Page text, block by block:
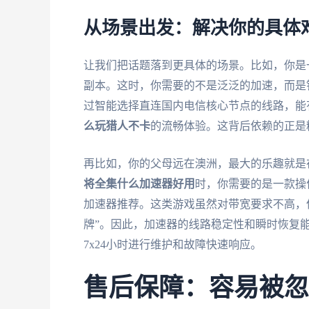
从场景出发：解决你的具体
让我们把话题落到更具体的场景。比如，你
副本。这时，你需要的不是泛泛的加速，而
过智能选择直连国内电信核心节点的线路，
么玩猎人不卡的流畅体验。这背后依赖的正
再比如，你的父母远在澳洲，最大的乐趣就
将全集什么加速器好用 时，你需要的是一款
加速器推荐。这类游戏虽然对带宽要求不高
牌”。因此，加速器的线路稳定性和瞬时恢复
7x24小时进行维护和故障快速响应。
售后保障：容易被